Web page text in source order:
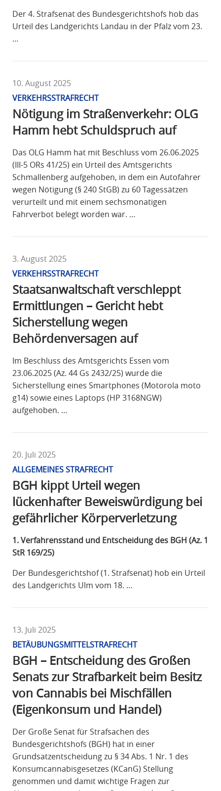
Der 4. Strafsenat des Bundesgerichtshofs hob das
Urteil des Landgerichts Landau in der Pfalz vom 23.
…
10. August 2025
VERKEHRSSTRAFRECHT
Nötigung im Straßenverkehr: OLG
Hamm hebt Schuldspruch auf
Das OLG Hamm hat mit Beschluss vom 26.06.2025
(III-5 ORs 41/25) ein Urteil des Amtsgerichts
Schmallenberg aufgehoben, in dem ein Autofahrer
wegen Nötigung (§ 240 StGB) zu 60 Tagessätzen
verurteilt und mit einem sechsmonatigen
Fahrverbot belegt worden war. …
3. August 2025
VERKEHRSSTRAFRECHT
Staatsanwaltschaft verschleppt
Ermittlungen – Gericht hebt
Sicherstellung wegen
Behördenversagen auf
Im Beschluss des Amtsgerichts Essen vom
23.06.2025 (Az. 44 Gs 2432/25) wurde die
Sicherstellung eines Smartphones (Motorola moto
g14) sowie eines Laptops (HP 3168NGW)
aufgehoben. …
20. Juli 2025
ALLGEMEINES STRAFRECHT
BGH kippt Urteil wegen
lückenhafter Beweiswürdigung bei
gefährlicher Körperverletzung
1. Verfahrensstand und Entscheidung des BGH (Az. 1
StR 169/25)
Der Bundesgerichtshof (1. Strafsenat) hob ein Urteil
des Landgerichts Ulm vom 18. …
13. Juli 2025
BETÄUBUNGSMITTELSTRAFRECHT
BGH – Entscheidung des Großen
Senats zur Strafbarkeit beim Besitz
von Cannabis bei Mischfällen
(Eigenkonsum und Handel)
Der Große Senat für Strafsachen des
Bundesgerichtshofs (BGH) hat in einer
Grundsatzentscheidung zu § 34 Abs. 1 Nr. 1 des
Konsumcannabisgesetzes (KCanG) Stellung
genommen und damit wichtige Fragen zur